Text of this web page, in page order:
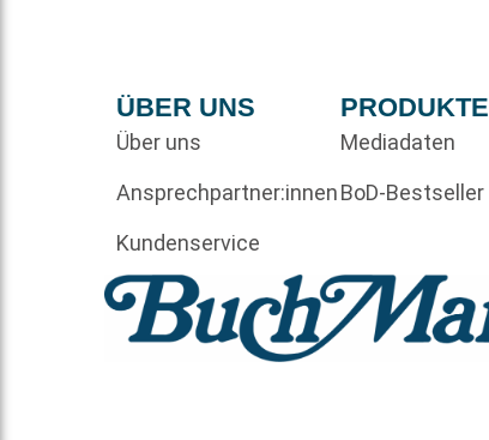
ÜBER UNS
Über uns
Ansprechpartner:innen
Kundenservice
PRODUKTE
Mediadaten
BoD-Bestseller